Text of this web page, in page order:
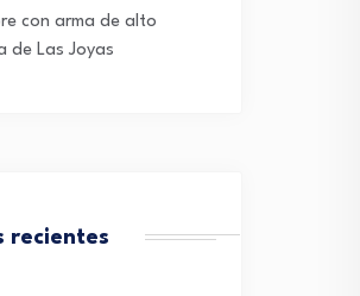
con arma de alto
de Las Joyas
recientes